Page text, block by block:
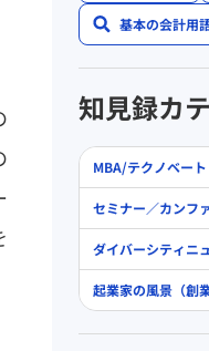
基本の会計用
知見録カ
MBA/テクノベート
セミナー／カンフ
ダイバーシティニ
起業家の風景（創